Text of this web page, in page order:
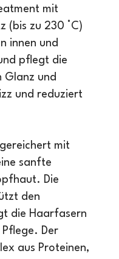
mit
(bis zu 230 °C)
innen und
pflegt die
Glanz und
und reduziert
mit
sanfte
Die
den
die Haarfasern
Der
aus Proteinen,